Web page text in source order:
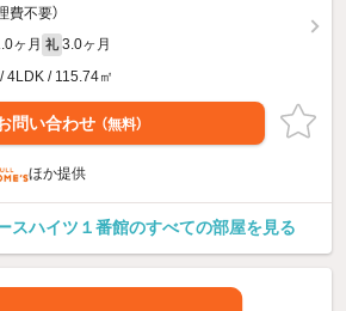
費不要）
ヶ月 礼 3.0ヶ月
4LDK / 115.74㎡
問い合わせ （無料）
ほか提供
スハイツ１番館のすべての部屋を見る